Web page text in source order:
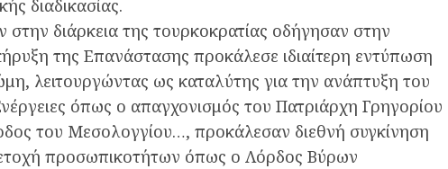
διαδικασίας.
στην διάρκεια της τουρκοκρατίας οδήγησαν στην
της Επανάστασης προκάλεσε ιδιαίτερη εντύπωση
λειτουργώντας ως καταλύτης για την ανάπτυξη του
όπως ο απαγχονισμός του Πατριάρχη Γρηγορίου
του Μεσολογγίου…, προκάλεσαν διεθνή συγκίνηση
προσωπικοτήτων όπως ο Λόρδος Βύρων